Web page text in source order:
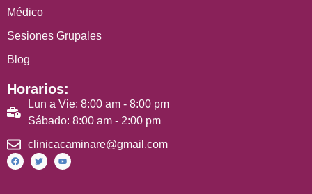
Médico
Sesiones Grupales
Blog
Horarios:
Lun a Vie: 8:00 am - 8:00 pm
Sábado: 8:00 am - 2:00 pm
clinicacaminare@gmail.com